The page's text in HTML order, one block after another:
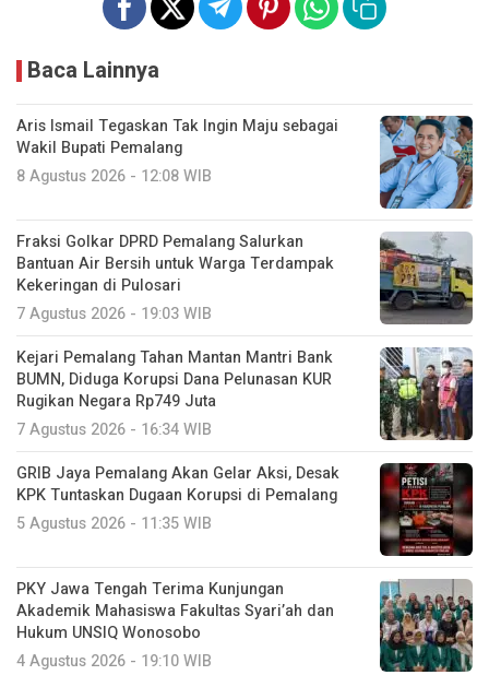
Baca Lainnya
Aris Ismail Tegaskan Tak Ingin Maju sebagai
Wakil Bupati Pemalang
8 Agustus 2026 - 12:08 WIB
Fraksi Golkar DPRD Pemalang Salurkan
Bantuan Air Bersih untuk Warga Terdampak
Kekeringan di Pulosari
7 Agustus 2026 - 19:03 WIB
Kejari Pemalang Tahan Mantan Mantri Bank
BUMN, Diduga Korupsi Dana Pelunasan KUR
Rugikan Negara Rp749 Juta
7 Agustus 2026 - 16:34 WIB
GRIB Jaya Pemalang Akan Gelar Aksi, Desak
KPK Tuntaskan Dugaan Korupsi di Pemalang
5 Agustus 2026 - 11:35 WIB
PKY Jawa Tengah Terima Kunjungan
Akademik Mahasiswa Fakultas Syari’ah dan
Hukum UNSIQ Wonosobo
4 Agustus 2026 - 19:10 WIB